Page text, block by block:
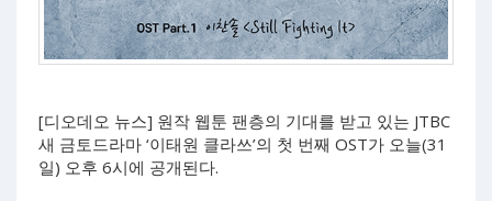
[디오데오 뉴스] 원작 웹툰 팬층의 기대를 받고 있는 JTBC
새 금토드라마 ‘이태원 클라쓰’의 첫 번째 OST가 오늘(31
일) 오후 6시에 공개된다.